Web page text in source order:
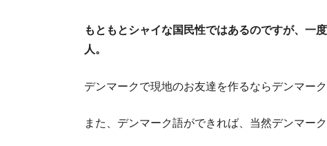
もともとシャイな国民性ではあるのですが、一
人。
デンマークで現地のお友達を作るならデンマー
また、デンマーク語ができれば、当然デンマー